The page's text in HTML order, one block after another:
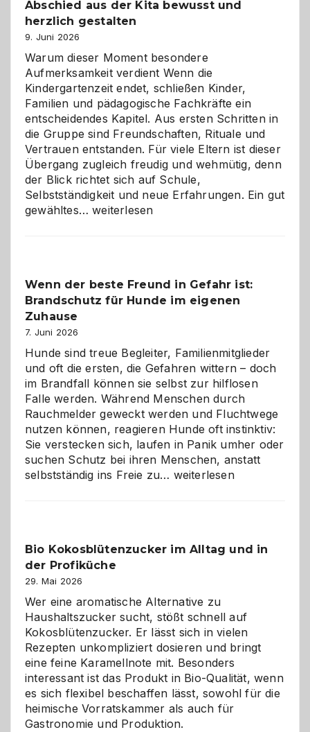
verstehen
Abschied aus der Kita bewusst und
herzlich gestalten
9. Juni 2026
Warum dieser Moment besondere
Aufmerksamkeit verdient Wenn die
Kindergartenzeit endet, schließen Kinder,
Familien und pädagogische Fachkräfte ein
entscheidendes Kapitel. Aus ersten Schritten in
die Gruppe sind Freundschaften, Rituale und
Vertrauen entstanden. Für viele Eltern ist dieser
Übergang zugleich freudig und wehmütig, denn
der Blick richtet sich auf Schule,
Selbstständigkeit und neue Erfahrungen. Ein gut
gewähltes…Abschied
und
herzlich
weiterlesen
Wenn der beste Freund in Gefahr ist:
Brandschutz für Hunde im eigenen
Zuhause
7. Juni 2026
Hunde sind treue Begleiter, Familienmitglieder
und oft die ersten, die Gefahren wittern – doch
im Brandfall können sie selbst zur hilflosen
Falle werden. Während Menschen durch
Rauchmelder geweckt werden und Fluchtwege
nutzen können, reagieren Hunde oft instinktiv:
Sie verstecken sich, laufen in Panik umher oder
suchen Schutz bei ihren Menschen, anstatt
selbstständig ins Freie zu… Wenn
Gefahr
für
Hunde
im
eigenen
Zuhause
weiterlesen
Bio Kokosblütenzucker im Alltag und in
der Profiküche
29. Mai 2026
Wer eine aromatische Alternative zu
Haushaltszucker sucht, stößt schnell auf
Kokosblütenzucker. Er lässt sich in vielen
Rezepten unkompliziert dosieren und bringt
eine feine Karamellnote mit. Besonders
interessant ist das Produkt in Bio-Qualität, wenn
es sich flexibel beschaffen lässt, sowohl für die
heimische Vorratskammer als auch für
Gastronomie und Produktion.